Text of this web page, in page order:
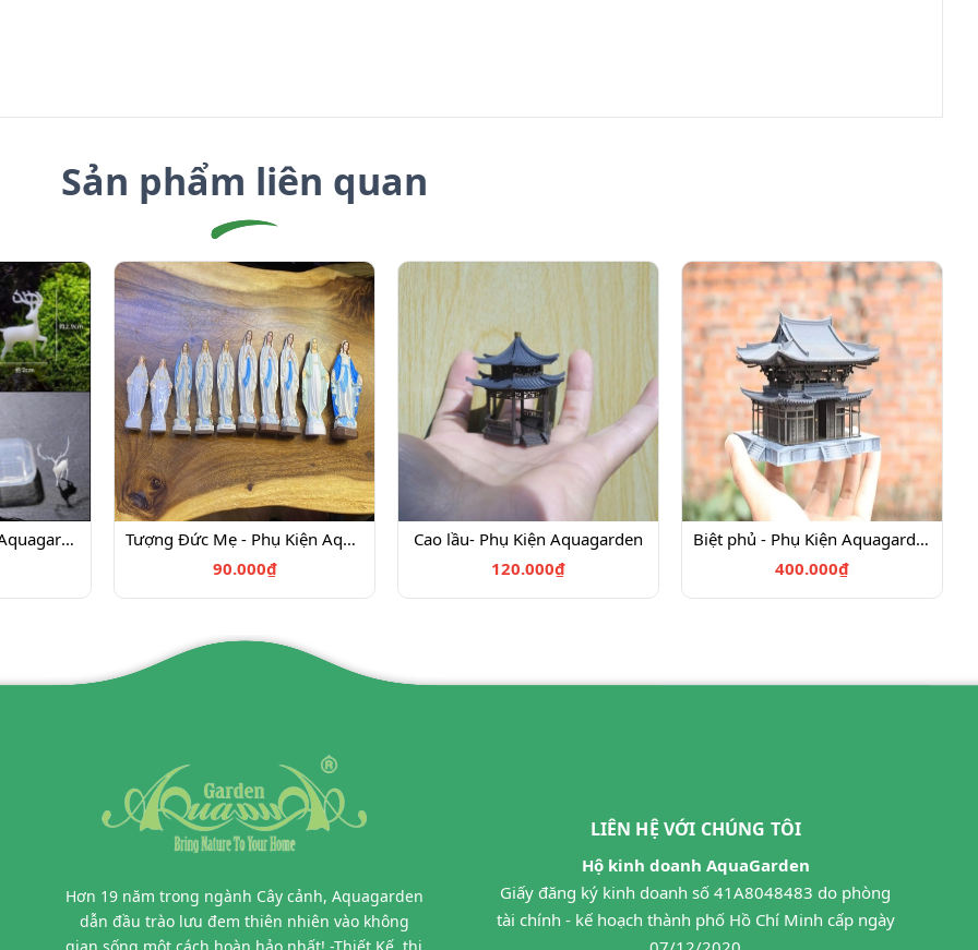
Sản phẩm liên quan
Hươu nai - Phụ Kiện Aquagarden
Tượng Đức Mẹ - Phụ Kiện Aquagarden
90.000₫
Cao lầu- Phụ Kiện Aquagarden
120.000₫
Biệt phủ - Phụ Kiện Aquagarden
400.000₫
Hơn 19 năm trong ngành Cây cảnh, Aquagarden
dẫn đầu trào lưu đem thiên nhiên vào không
LIÊN HỆ VỚI CHÚNG TÔI
Hộ kinh doanh AquaGarden
Giấy đăng ký kinh doanh số 41A8048483 do phòng
tài chính - kế hoạch thành phố Hồ Chí Minh cấp ngày